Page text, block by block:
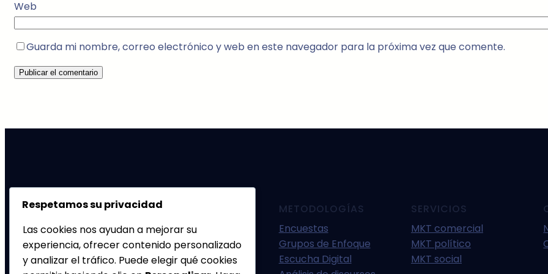
Web
Guarda mi nombre, correo electrónico y web en este navegador para la próxima vez que comente.
RiccoMarketing
Investigamos para ofrecer estrategias eficaces.
Marketing comercial, político y social.
METODOLOGÍAS
Encuestas
Grupos de Enfoque
Escucha Digital
SERVICIOS
MKT comercial
MKT político
MKT social
Respetamos su privacidad
Las cookies nos ayudan a mejorar su
experiencia, ofrecer contenido personalizado
y analizar el tráfico. Puede elegir qué cookies